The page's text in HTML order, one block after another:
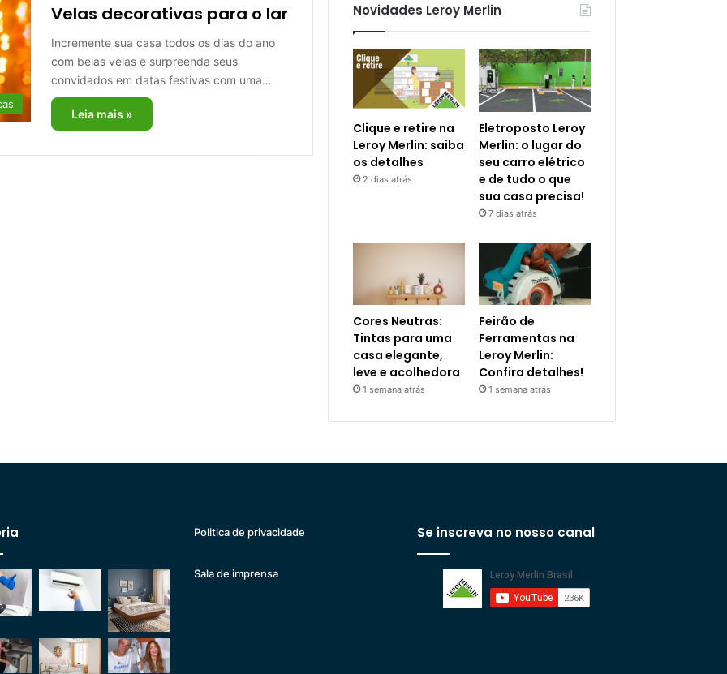
Velas decorativas para o lar
Incremente sua casa todos os dias do ano
com belas velas e surpreenda seus
convidados em datas festivas com uma…
Leia mais »
Novidades Leroy Merlin
Clique e retire na
Leroy Merlin: saiba
os detalhes
2 dias atrás
Eletroposto Leroy
Merlin: o lugar do
seu carro elétrico
e de tudo o que
sua casa precisa!
7 dias atrás
Cores Neutras:
Tintas para uma
casa elegante,
leve e acolhedora
1 semana atrás
Feirão de
Ferramentas na
Leroy Merlin:
Confira detalhes!
1 semana atrás
Politica de privacidade
Sala de imprensa
Se inscreva no nosso canal